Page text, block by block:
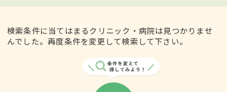
検索条件に当てはまるクリニック・病院は見つかりませ
んでした。再度条件を変更して検索して下さい。